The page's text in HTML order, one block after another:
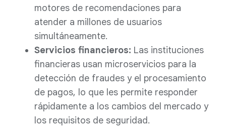
motores de recomendaciones para
atender a millones de usuarios
simultáneamente.
Servicios financieros: Las instituciones
financieras usan microservicios para la
detección de fraudes y el procesamiento
de pagos, lo que les permite responder
rápidamente a los cambios del mercado y
los requisitos de seguridad.